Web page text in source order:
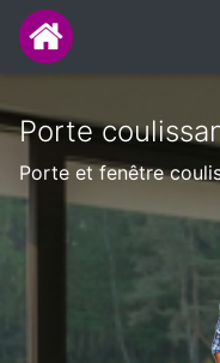
Porte
Porte et fenêtre